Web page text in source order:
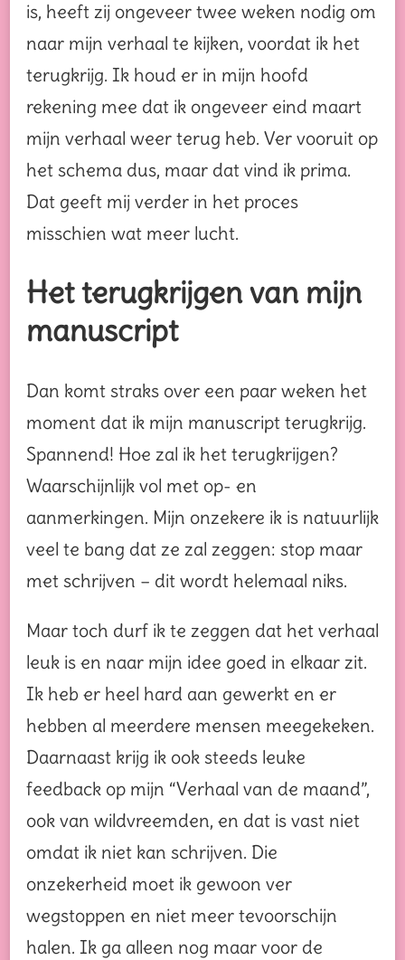
is, heeft zij ongeveer twee weken nodig om
naar mijn verhaal te kijken, voordat ik het
terugkrijg. Ik houd er in mijn hoofd
rekening mee dat ik ongeveer eind maart
mijn verhaal weer terug heb. Ver vooruit op
het schema dus, maar dat vind ik prima.
Dat geeft mij verder in het proces
misschien wat meer lucht.
Het terugkrijgen van mijn
manuscript
Dan komt straks over een paar weken het
moment dat ik mijn manuscript terugkrijg.
Spannend! Hoe zal ik het terugkrijgen?
Waarschijnlijk vol met op- en
aanmerkingen. Mijn onzekere ik is natuurlijk
veel te bang dat ze zal zeggen: stop maar
met schrijven – dit wordt helemaal niks.
Maar toch durf ik te zeggen dat het verhaal
leuk is en naar mijn idee goed in elkaar zit.
Ik heb er heel hard aan gewerkt en er
hebben al meerdere mensen meegekeken.
Daarnaast krijg ik ook steeds leuke
feedback op mijn “Verhaal van de maand”,
ook van wildvreemden, en dat is vast niet
omdat ik niet kan schrijven. Die
onzekerheid moet ik gewoon ver
wegstoppen en niet meer tevoorschijn
halen. Ik ga alleen nog maar voor de